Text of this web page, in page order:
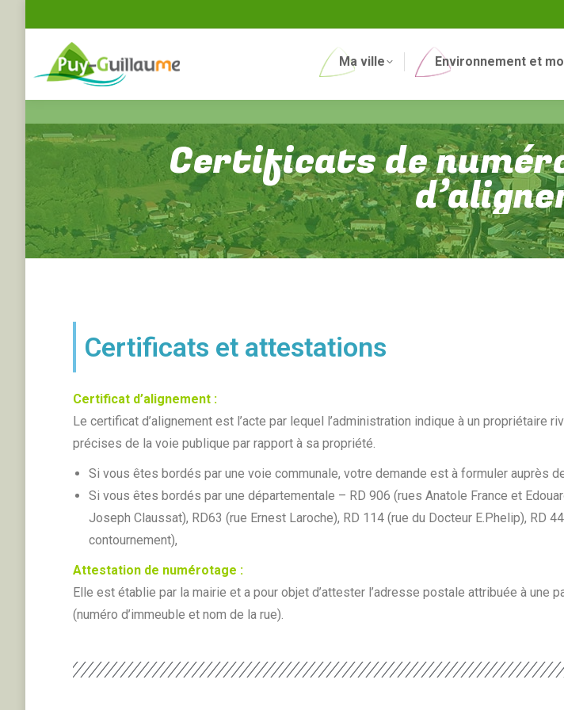
Ma ville Environnement et
Certificats de
Certificats et attestations
Certificat d’alignement :
Le certificat d’alignement est l’acte par lequel l’administration indique à un propriétaire
précises de la voie publique par rapport à sa propriété.
Si vous êtes bordés par une voie communale, votre demande est à formuler auprès
Si vous êtes bordés par une départementale – RD 906 (rues Anatole France et
Joseph Claussat), RD63 (rue Ernest Laroche), RD 114 (rue du Docteur E.Phelip), RD
contournement),
Attestation de numérotage :
Elle est établie par la mairie et a pour objet d’attester l’adresse postale attribuée à une
(numéro d’immeuble et nom de la rue).